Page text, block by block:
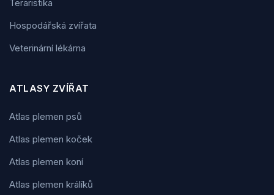
Teraristika
Hospodářská zvířata
Veterinární lékárna
ATLASY ZVÍŘAT
Atlas plemen psů
Atlas plemen koček
Atlas plemen koní
Atlas plemen králíků